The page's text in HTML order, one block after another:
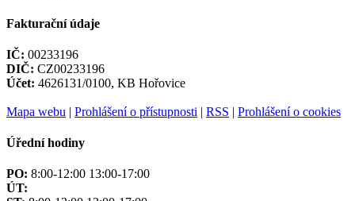
Fakturační údaje
IČ: 00233196
DIČ: CZ00233196
Účet: 4626131/0100, KB Hořovice
Mapa webu | Prohlášení o přístupnosti | RSS | Prohlášení o cookies
Úřední hodiny
PO: 8:00-12:00 13:00-17:00
ÚT: